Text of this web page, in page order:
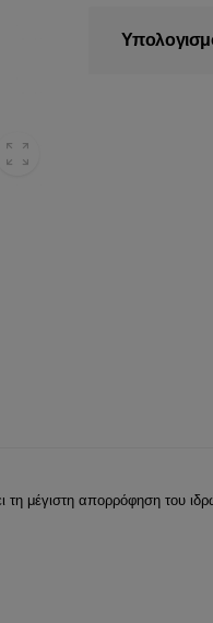
τη μέγιστη απορρόφηση του